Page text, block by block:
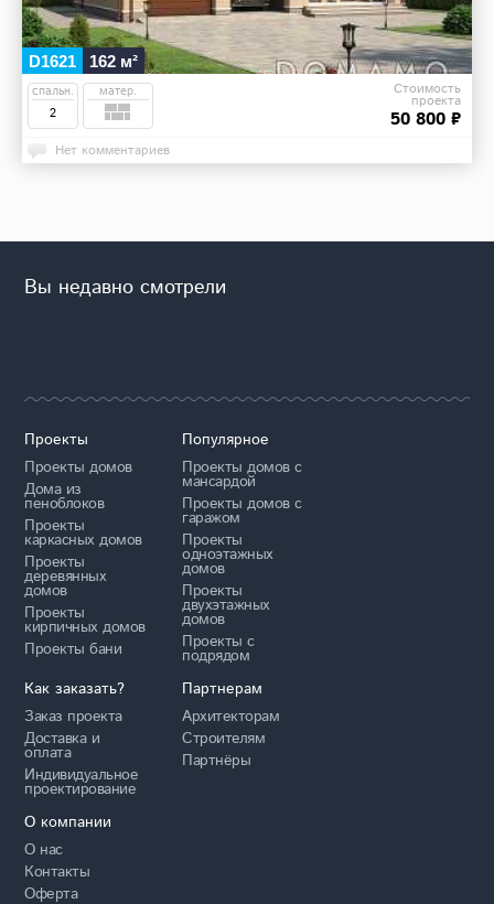
D1621 162 м²
спальн.
2
матер. Стоимость
проекта
50 800 ₽
Нет комментариев
Вы недавно смотрели
Проекты
Проекты домов
Дома из
пеноблоков
Проекты
каркасных домов
Проекты
деревянных
домов
Проекты
кирпичных домов
Проекты бани
Популярное
Проекты домов с
мансардой
Проекты домов с
гаражом
Проекты
одноэтажных
домов
Проекты
двухэтажных
домов
Проекты с
подрядом
Как заказать?
Заказ проекта
Доставка и
оплата
Индивидуальное
проектирование
Партнерам
Архитекторам
Строителям
Партнёры
О компании
О нас
Контакты
Оферта